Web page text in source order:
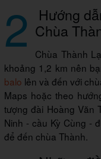
2 Hướng
Chùa
Chùa Thành
khoảng 1,2 km nên
balo lên và đến với
Maps hoặc theo
tượng đài Hoàng Văn
Ninh - cầu Kỳ Cùng -
để đến chùa Thành.